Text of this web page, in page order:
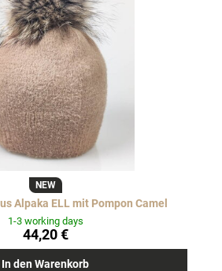
NEW
Alpaka ELL mit Pompon Camel
1-3 working days
44,20 €
In den Warenkorb